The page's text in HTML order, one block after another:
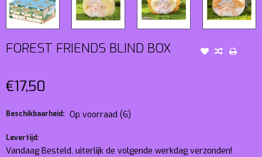
FOREST FRIENDS BLIND BOX
€17,50
Beschikbaarheid: Op voorraad (6)
Levertijd:
Vandaag Besteld, uiterlijk de volgende werkdag verzonden!